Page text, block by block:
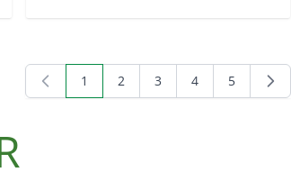
Attualmente stai leggendo la pagina
1 Pagina
2 Pagina
3 Pagina
4 Pagina
5